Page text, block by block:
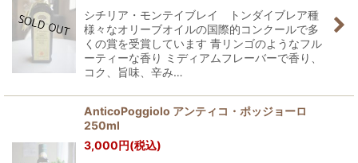
シチリア・モンテイブレイ トンダイブレア種
様々なオリーブオイルの国際的コンクールで多
くの賞を受賞しています 青リンゴのようなフル
ーティーな香り ミディアムフレーバーで香り、
コク、旨味、辛み…
AnticoPoggiolo アンティコ・ポッジョーロ
250ml
3,000円(税込)